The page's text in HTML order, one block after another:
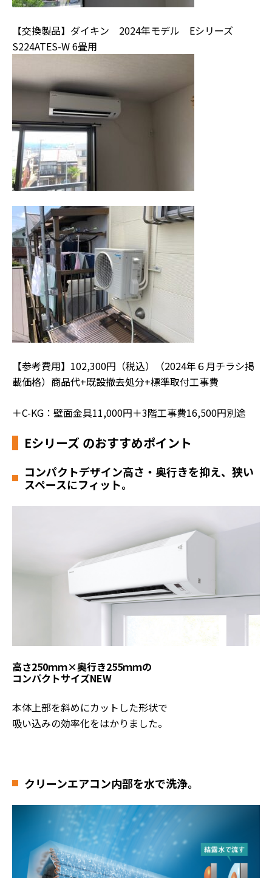
【交換製品】ダイキン 2024年モデル Eシリーズ
S224ATES-W 6畳用
【参考費用】102,300円（税込）（2024年６月チラシ掲
載価格）商品代+既設撤去処分+標準取付工事費
＋C-KG：壁面金具11,000円＋3階工事費16,500円別途
Eシリーズ のおすすめポイント
コンパクトデザイン高さ・奥行きを抑え、狭い
スペースにフィット。
高さ250ｍｍ×奥行き255ｍｍの
コンパクトサイズNEW
本体上部を斜めにカットした形状で
吸い込みの効率化をはかりました。
クリーンエアコン内部を水で洗浄。